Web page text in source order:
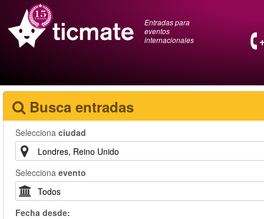
Entradas para
eventos
internacionales
Busca entradas
Selecciona ciudad
Selecciona evento
Fecha desde: